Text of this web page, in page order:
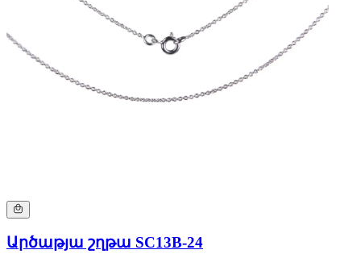
Արծաթյա շղթա SC13B-24